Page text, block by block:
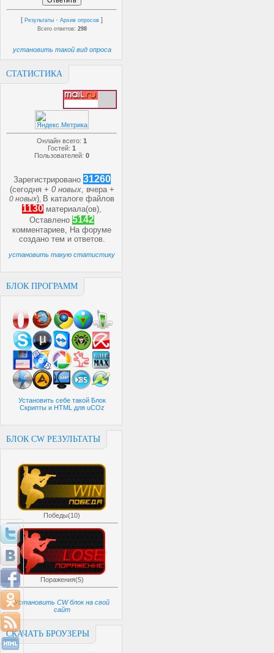
[ Результаты · Архив опросов ]
Всего ответов: 298
установить такой вид опроса
СТАТИСТИКА
Онлайн всего: 1
Гостей: 1
Пользователей: 0
Зарегистрировано 31260
(сегодня + 0 новых, вчера +
0 новых) В каталоге файлов
1130 материала(ов),
Оставлено 5142
комментариев, На форуме
создано тем и ответов.
установить такую статистику
БЛОК ПРОГРАММ
Установить себе такой Блок
Скрипты и HTML для uCOz
БЛОК CW РЕЗУЛЬТАТЫ
Победы(10)
Поражения(5)
Установить CW блок на свой
сайт
СКАЧАТЬ БРОУЗЕРЫ